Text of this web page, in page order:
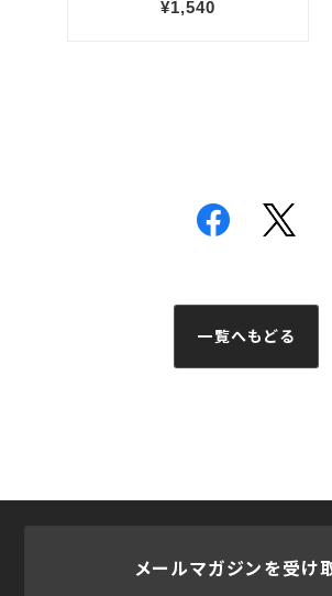
一覧へもどる
メールマガジンを受け